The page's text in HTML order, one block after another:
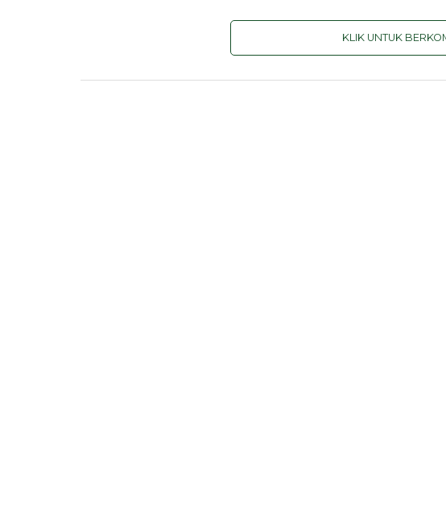
KLIK UNTUK